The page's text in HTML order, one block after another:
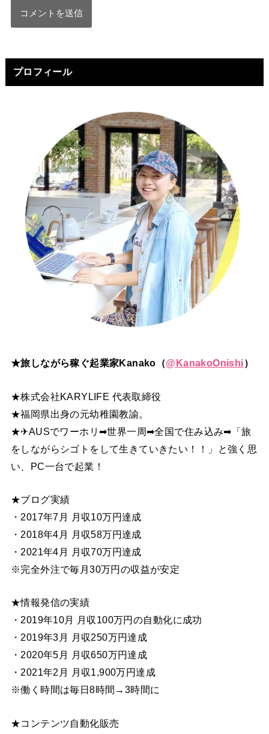
プロフィール
★旅しながら稼ぐ起業家Kanako（@KanakoOnishi）
★株式会社KARYLIFE 代表取締役
★福岡県出身の元幼稚園教諭。
★✈AUSでワーホリ➡世界一周➡全国で住み込み➡「旅
をしながらシゴトをして生きていきたい！！」と強く思
い、PC一台で起業！
★ブログ実績
・2017年7月 月収10万円達成
・2018年4月 月収58万円達成
・2021年4月 月収70万円達成
※完全外注で毎月30万円の収益が安定
★情報発信の実績
・2019年10月 月収100万円の自動化に成功
・2019年3月 月収250万円達成
・2020年5月 月収650万円達成
・2021年2月 月収1,900万円達成
※働く時間は毎日8時間→3時間に
★コンテンツ自動化販売